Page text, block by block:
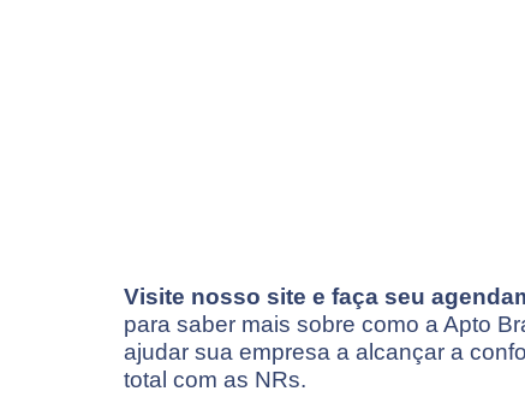
Visite nosso site e faça seu
para saber mais sobre como a Apto
ajudar sua empresa a alcançar a
total com as NRs.